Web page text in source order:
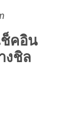
ช็คอิน
งชิล